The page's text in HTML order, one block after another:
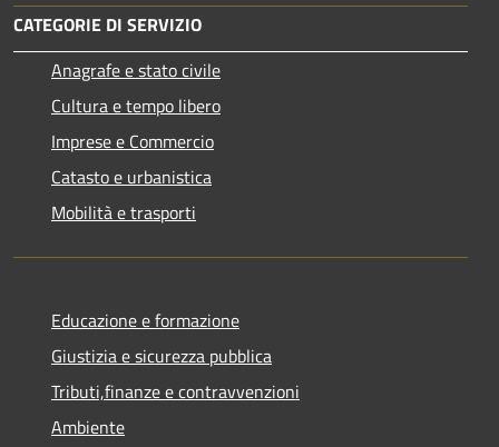
CATEGORIE DI SERVIZIO
Anagrafe e stato civile
Cultura e tempo libero
Imprese e Commercio
Catasto e urbanistica
Mobilità e trasporti
Educazione e formazione
Giustizia e sicurezza pubblica
Tributi,finanze e contravvenzioni
Ambiente